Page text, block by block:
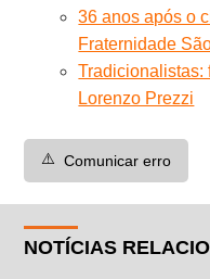
36 anos após o
Fraternidade
Tradicionalistas:
Lorenzo Prezzi
⚠️ Comunicar erro
NOTÍCIAS